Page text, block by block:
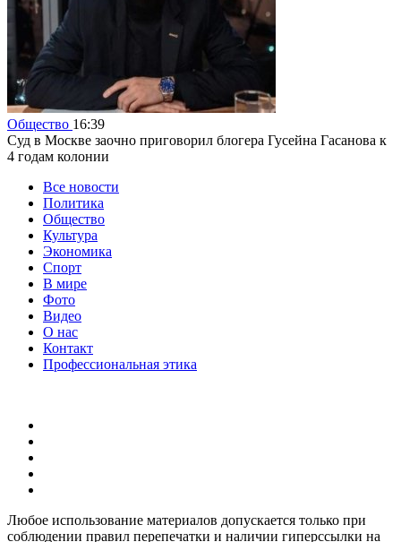
Общество 16:39
Суд в Москве заочно приговорил блогера Гусейна Гасанова к
4 годам колонии
Все новости
Политика
Общество
Культура
Экономика
Спорт
В мире
Фото
Видео
О нас
Контакт
Профессиональная этика
Любое использование материалов допускается только при
соблюдении правил перепечатки и наличии гиперссылки на